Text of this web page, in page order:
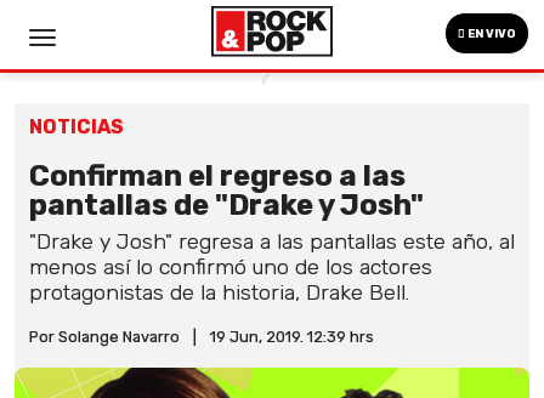
EN VIVO
NOTICIAS
Confirman el regreso a las
pantallas de "Drake y Josh"
"Drake y Josh" regresa a las pantallas este año, al
menos así lo confirmó uno de los actores
protagonistas de la historia, Drake Bell.
Por Solange Navarro 19 Jun, 2019. 12:39 hrs